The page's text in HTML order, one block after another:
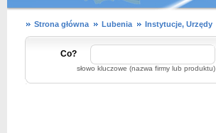
Strona główna Lubenia Instytucje, Urzędy
Co?
słowo kluczowe (nazwa firmy lub produktu)